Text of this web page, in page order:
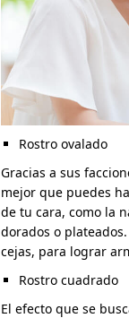
Rostro ovalado
Gracias a sus
mejor que puedes
de tu cara, como la
dorados o
cejas, para lograr
Rostro cuadrado
El efecto que se